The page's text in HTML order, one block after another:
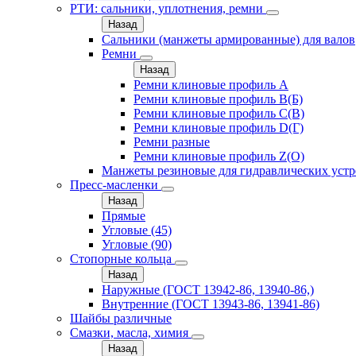
РТИ: сальники, уплотнения, ремни
Назад
Сальники (манжеты армированные) для валов
Ремни
Назад
Ремни клиновые профиль A
Ремни клиновые профиль B(Б)
Ремни клиновые профиль C(В)
Ремни клиновые профиль D(Г)
Ремни разные
Ремни клиновые профиль Z(О)
Манжеты резиновые для гидравлических
Пресс-масленки
Назад
Прямые
Угловые (45)
Угловые (90)
Стопорные кольца
Назад
Наружные (ГОСТ 13942-86, 13940-86,)
Внутренние (ГОСТ 13943-86, 13941-86)
Шайбы различные
Смазки, масла, химия
Назад